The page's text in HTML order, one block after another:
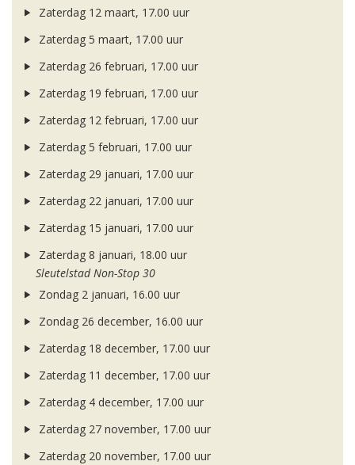
Zaterdag 12 maart, 17.00 uur
Zaterdag 5 maart, 17.00 uur
Zaterdag 26 februari, 17.00 uur
Zaterdag 19 februari, 17.00 uur
Zaterdag 12 februari, 17.00 uur
Zaterdag 5 februari, 17.00 uur
Zaterdag 29 januari, 17.00 uur
Zaterdag 22 januari, 17.00 uur
Zaterdag 15 januari, 17.00 uur
Zaterdag 8 januari, 18.00 uur
Sleutelstad Non-Stop 30
Zondag 2 januari, 16.00 uur
Zondag 26 december, 16.00 uur
Zaterdag 18 december, 17.00 uur
Zaterdag 11 december, 17.00 uur
Zaterdag 4 december, 17.00 uur
Zaterdag 27 november, 17.00 uur
Zaterdag 20 november, 17.00 uur